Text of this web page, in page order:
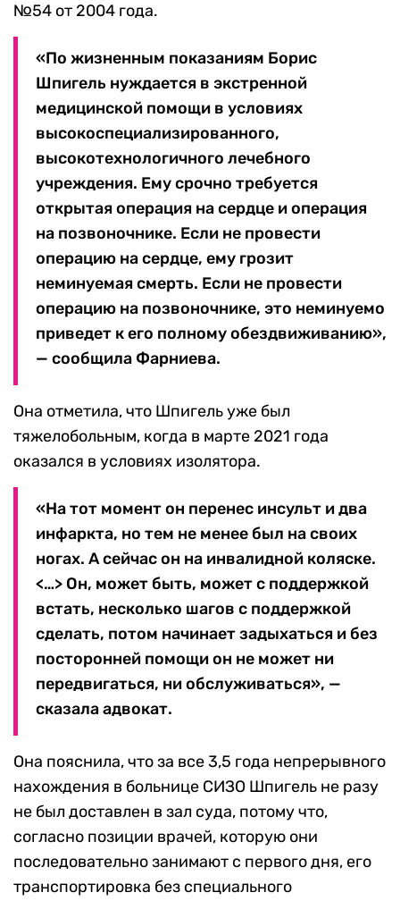
№54 от 2004 года.
«По жизненным показаниям Борис
Шпигель нуждается в экстренной
медицинской помощи в условиях
высокоспециализированного,
высокотехнологичного лечебного
учреждения. Ему срочно требуется
открытая операция на сердце и операция
на позвоночнике. Если не провести
операцию на сердце, ему грозит
неминуемая смерть. Если не провести
операцию на позвоночнике, это неминуемо
приведет к его полному обездвиживанию»,
— сообщила Фарниева.
Она отметила, что Шпигель уже был
тяжелобольным, когда в марте 2021 года
оказался в условиях изолятора.
«На тот момент он перенес инсульт и два
инфаркта, но тем не менее был на своих
ногах. А сейчас он на инвалидной коляске.
<…> Он, может быть, может с поддержкой
встать, несколько шагов с поддержкой
сделать, потом начинает задыхаться и без
посторонней помощи он не может ни
передвигаться, ни обслуживаться», —
сказала адвокат.
Она пояснила, что за все 3,5 года непрерывного
нахождения в больнице СИЗО Шпигель не разу
не был доставлен в зал суда, потому что,
согласно позиции врачей, которую они
последовательно занимают с первого дня, его
транспортировка без специального